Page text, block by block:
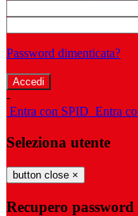
Password dimenticata?
-
Entra con SPID Entra
Seleziona utente
button close ×
Recupero password